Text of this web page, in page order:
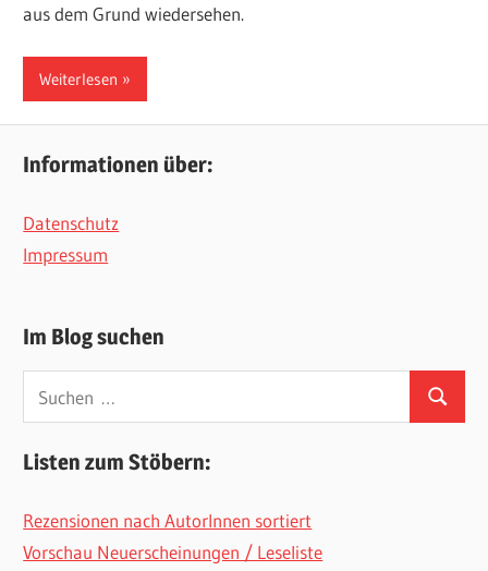
aus dem Grund wiedersehen.
Weiterlesen
Informationen über:
Datenschutz
Impressum
Im Blog suchen
nach:
Suchen
Listen zum Stöbern:
Rezensionen nach AutorInnen sortiert
Vorschau Neuerscheinungen / Leseliste